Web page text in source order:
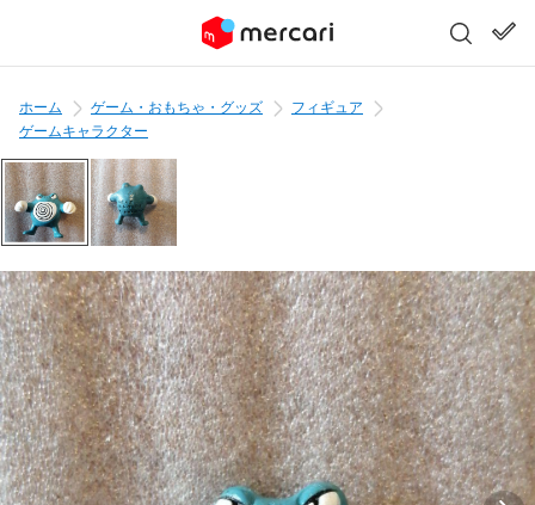
ホーム ゲーム・おもちゃ・グッズ
フィギュア
ゲームキャラクター